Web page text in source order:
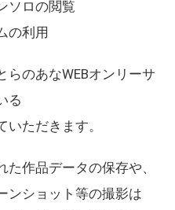
ソロの閲覧
の利用
らのあなWEBオンリーサ
る
ただきます。
作品データの保存や、
ンショット等の撮影は